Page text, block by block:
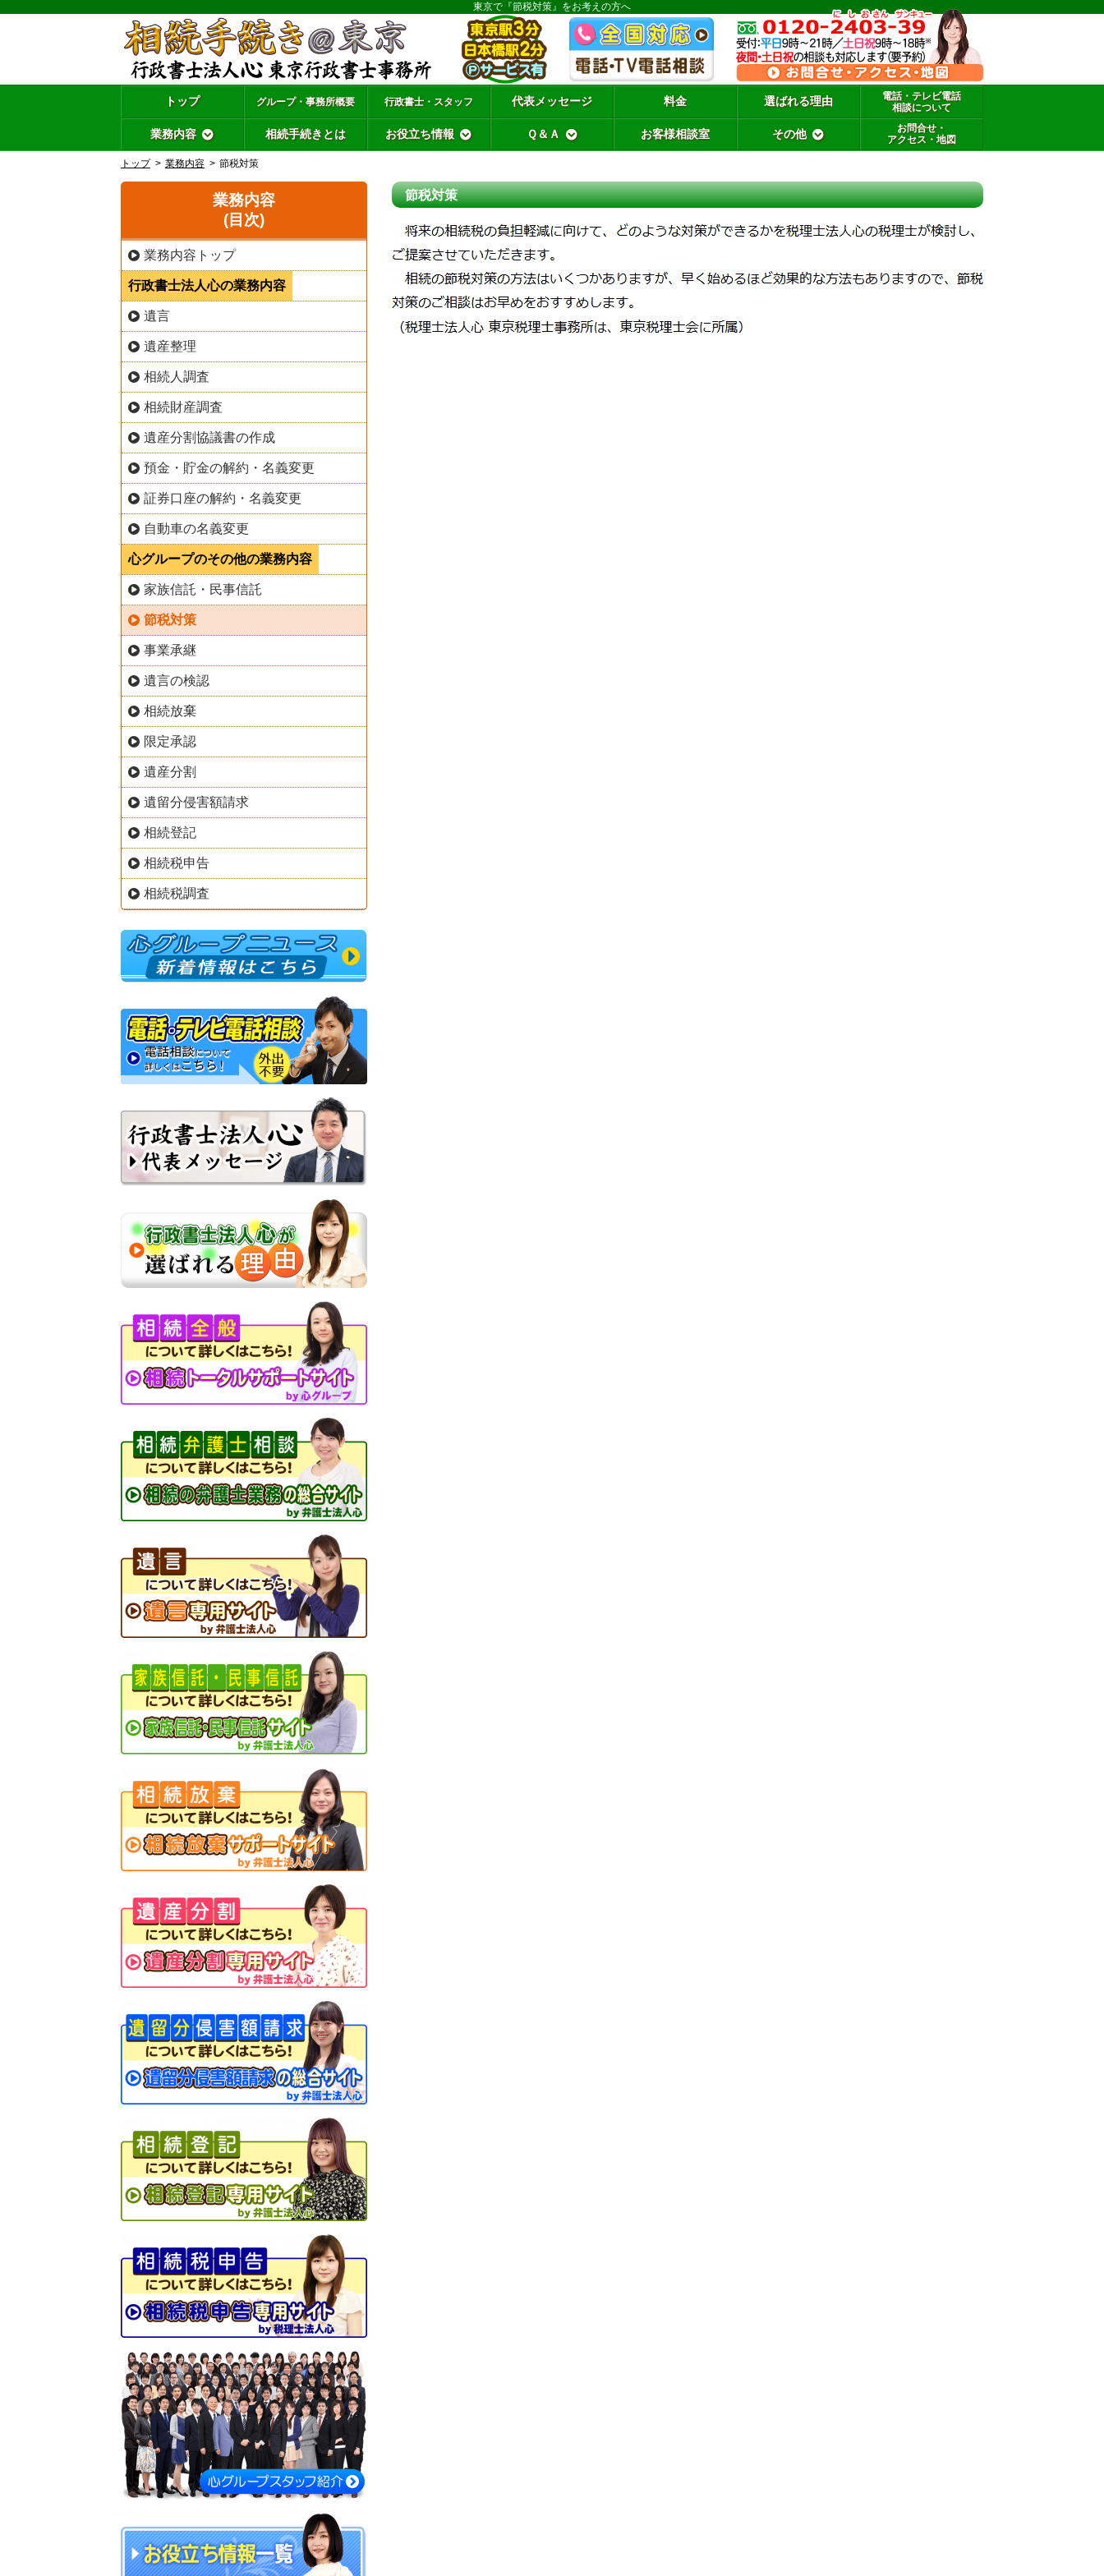
東京で『節税対策』をお考えの方へ
トップ グループ・事務所概要 行政書士・スタッフ 代表メッセージ 料金 選ばれる理由
電話・テレビ電話
相談について
業務内容 相続手続きとは お役立ち情報 Ｑ＆Ａ お客様相談室 その他
お問合せ・
アクセス・地図
トップ 業務内容 節税対策
節税対策
業務内容
(目次)
業務内容トップ
行政書士法人心の業務内容
遺言
遺産整理
相続人調査
相続財産調査
遺産分割協議書の作成
預金・貯金の解約・名義変更
証券口座の解約・名義変更
自動車の名義変更
心グループのその他の業務内容
家族信託・民事信託
節税対策
事業承継
遺言の検認
相続放棄
限定承認
遺産分割
遺留分侵害額請求
相続登記
相続税申告
相続税調査